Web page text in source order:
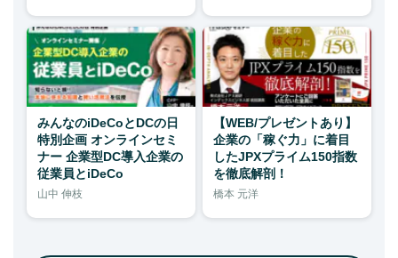
みんなのiDeCoとDCの日
特別企画 オンラインセミ
ナー 企業型DC導入企業の
従業員とiDeCo
山中 伸枝
【WEB/プレゼントあり】
企業の「稼ぐ力」に着目
したJPXプライム150指数
を徹底解剖！
橋本 元洋